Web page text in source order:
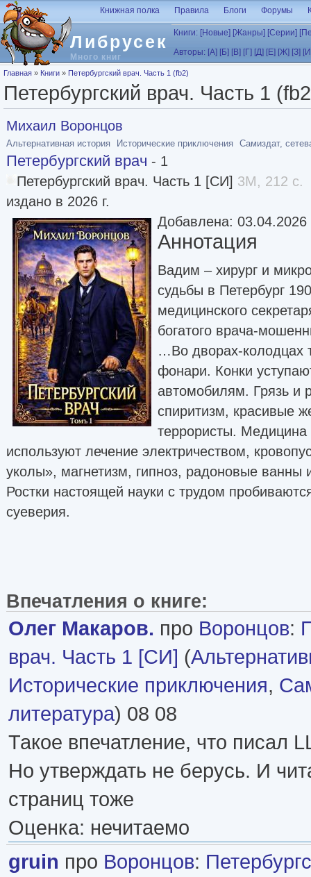
Перейти к основному содержанию
Либрусек
Много книг
Книжная полка Правила Блоги Форумы
Книги: [Новые] [Жанры] [Серии]
Авторы: [А] [Б] [В] [Г] [Д] [Е] [Ж] [З]
Вы здесь
Главная » Книги » Петербургский врач. Часть 1 (fb2)
Петербургский врач. Часть 1
Михаил Воронцов
Альтернативная история Исторические приключения Самиздат,
Петербургский врач - 1
Петербургский врач. Часть 1 [СИ] 3M, 212 с.
издано в 2026 г.
Добавлена: 03.04.2026
Аннотация
Вадим – хирург и
судьбы в Петербург
медицинского
богатого врача-
…Во дворах-колодцах
фонари. Конки
автомобилям. Грязь и
спиритизм, красивые
террористы.
используют лечение электричеством,
уколы», магнетизм, гипноз, радоновые ванны
Ростки настоящей науки с трудом
суеверия.
Впечатления о книге:
Олег Макаров. про Воронцов:
врач. Часть 1 [СИ] (
Исторические приключения,
литература) 08 08
Такое впечатление, что писал
Но утверждать не берусь. И
страниц тоже
Оценка: нечитаемо
gruin про Воронцов: